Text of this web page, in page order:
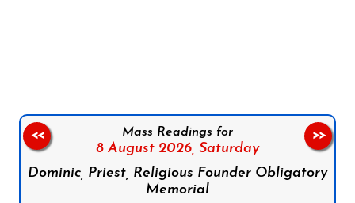
Mass Readings for
8 August 2026, Saturday
Dominic, Priest, Religious Founder Obligatory
Memorial
<< >>